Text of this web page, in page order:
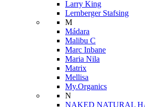
Larry King
Lernberger Stafsing
M
Mádara
Malibu C
Marc Inbane
Maria Nila
Matrix
Mellisa
My.Organics
N
NAKED NATURAL